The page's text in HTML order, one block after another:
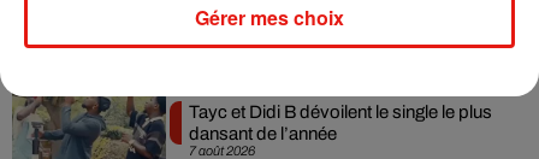
7 août 2026
Tayc et Didi B dévoilent le single le plus
dansant de l’année
Gérer mes choix